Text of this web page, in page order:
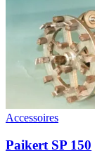
Accessoires
Paikert SP 150